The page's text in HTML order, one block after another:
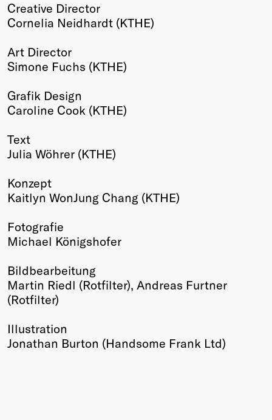
Creative Director
Cornelia Neidhardt (KTHE)
Art Director
Simone Fuchs (KTHE)
Grafik Design
Caroline Cook (KTHE)
Text
Julia Wöhrer (KTHE)
Konzept
Kaitlyn WonJung Chang (KTHE)
Fotografie
Michael Königshofer
Bildbearbeitung
Martin Riedl (Rotfilter), Andreas Furtner
(Rotfilter)
Illustration
Jonathan Burton (Handsome Frank Ltd)